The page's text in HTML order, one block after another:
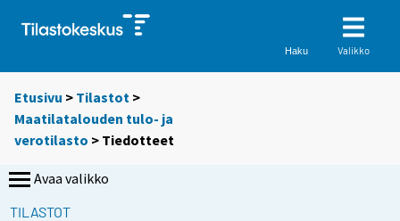
Haku Valikko
Etusivu > Tilastot >
Maatilatalouden tulo- ja
verotilasto > Tiedotteet
Avaa valikko
TILASTOT